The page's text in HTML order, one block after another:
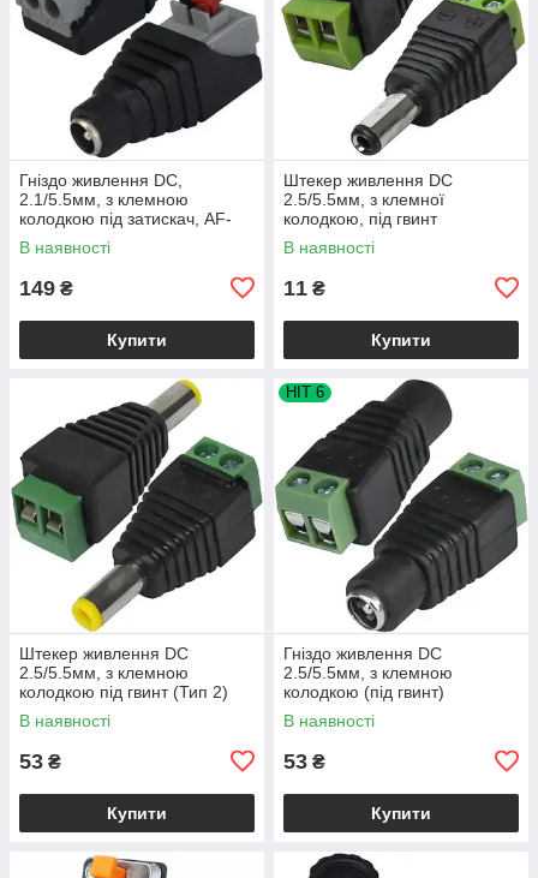
Гніздо живлення DC,
2.1/5.5мм, з клемною
колодкою під затискач, AF-
13, 1уп-5шт
В наявності
149 ₴
Купити
Штекер живлення DC
2.5/5.5мм, з клемної
колодкою, під гвинт
В наявності
11 ₴
Купити
Штекер живлення DC
2.5/5.5мм, з клемною
колодкою під гвинт (Тип 2)
В наявності
53 ₴
Купити
HIT 6
Гніздо живлення DC
2.5/5.5мм, з клемною
колодкою (під гвинт)
В наявності
53 ₴
Купити